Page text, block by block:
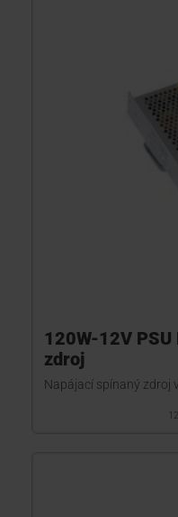
120W-12V
zdroj
Napájací spínaný zdroj